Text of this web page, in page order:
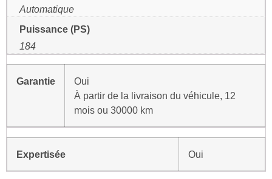
Automatique
Puissance (PS)
184
Garantie
Oui
À partir de la livraison du véhicule, 12
mois ou 30000 km
Expertisée Oui